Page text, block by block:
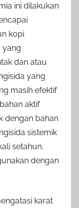
ini dilakukan
kopi
yang
dan atau
yang
masih efektif
aktif
dengan bahan
sistemik
setahun.
dengan
karat